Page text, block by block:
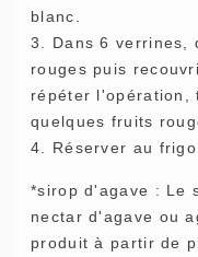
blanc.
3. Dans 6 verrines,
rouges puis
répéter l'opération,
quelques fruits
4. Réserver au
*sirop d'agave : Le
nectar d'agave ou
produit à partir de